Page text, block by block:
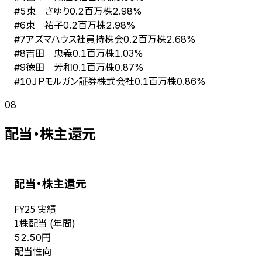
#5東 さゆり0.2百万株2.98%
#6東 祐子0.2百万株2.98%
#7アズマハウス社員持株会0.2百万株2.68%
#8吉田 忠義0.1百万株1.03%
#9徳田 芳和0.1百万株0.87%
#10ＪＰモルガン証券株式会社0.1百万株0.86%
08
配当・株主還元
配当・株主還元
FY25 実績
1株配当 (年間)
52.50円
配当性向